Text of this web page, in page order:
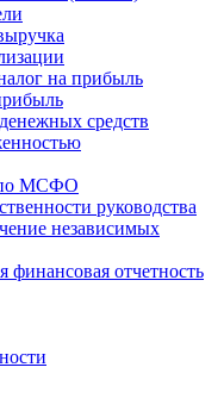
на прибыль
средств
по МСФО
руководства
независимых
финансовая отчетность